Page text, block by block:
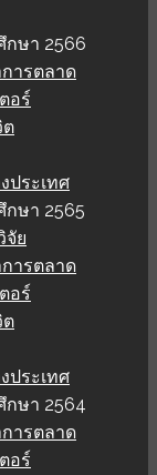
กษา 2566
ารตลาด
อร์
ต
ประเทศ
กษา 2565
จัย
ารตลาด
อร์
ต
ประเทศ
กษา 2564
ารตลาด
อร์